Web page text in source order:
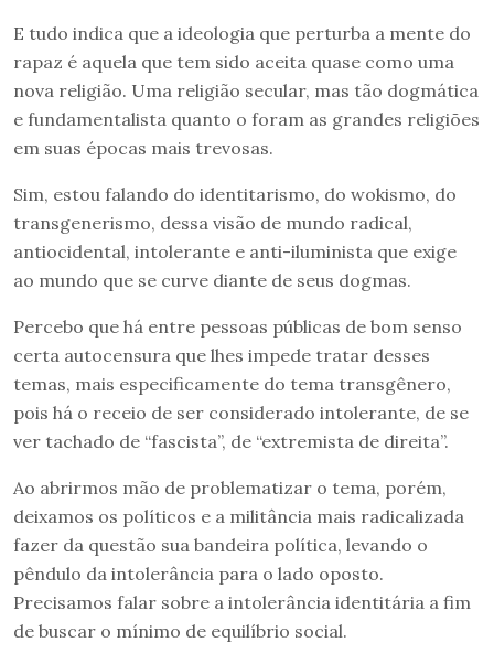
E tudo indica que a ideologia que perturba a mente do
rapaz é aquela que tem sido aceita quase como uma
nova religião. Uma religião secular, mas tão dogmática
e fundamentalista quanto o foram as grandes religiões
em suas épocas mais trevosas.
Sim, estou falando do identitarismo, do wokismo, do
transgenerismo, dessa visão de mundo radical,
antiocidental, intolerante e anti-iluminista que exige
ao mundo que se curve diante de seus dogmas.
Percebo que há entre pessoas públicas de bom senso
certa autocensura que lhes impede tratar desses
temas, mais especificamente do tema transgênero,
pois há o receio de ser considerado intolerante, de se
ver tachado de “fascista”, de “extremista de direita”.
Ao abrirmos mão de problematizar o tema, porém,
deixamos os políticos e a militância mais radicalizada
fazer da questão sua bandeira política, levando o
pêndulo da intolerância para o lado oposto.
Precisamos falar sobre a intolerância identitária a fim
de buscar o mínimo de equilíbrio social.